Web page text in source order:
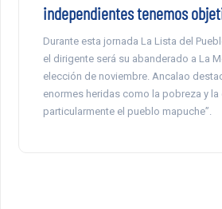
independientes tenemos
Durante esta jornada La Lista del
el dirigente será su abanderado a La
elección de noviembre. Ancalao
enormes heridas como la pobreza y la
particularmente el pueblo mapuche”.